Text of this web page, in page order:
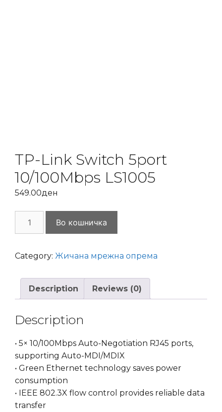
TP-Link Switch 5port
10/100Mbps LS1005
549.00ден
5port
LS1005
quantity
Во кошничка
Category: Жичана мрежна опрема
Description Reviews (0)
Description
• 5× 10/100Mbps Auto-Negotiation RJ45 ports,
supporting Auto-MDI/MDIX
• Green Ethernet technology saves power
consumption
• IEEE 802.3X flow control provides reliable data
transfer